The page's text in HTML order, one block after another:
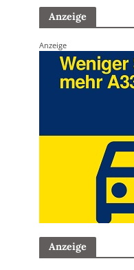
Anzeige
Anzeige
Anzeige